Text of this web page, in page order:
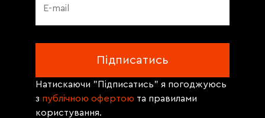
Натискаючи "Підписатись" я погоджуюсь
з публічною офертою та правилами
користування.